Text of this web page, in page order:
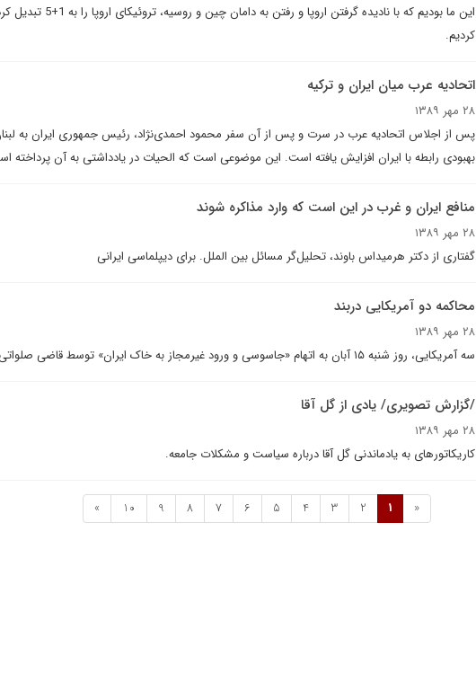
این ما بودیم که با نادیده
کردیم.
اتحاديه عرب ميان ايران و ترکيه
۲۸ مهر ۱۳۸۹
پس از اجلاس اتحاديه عرب در سرت و پس از آن سفر محمود احمدى‌نژاد، رئيس جمهورى ايران به
بهبودى رابطه با ايران افزايش يافته است. اين موضوعى است که الحيات در يادداشتى به آن پرداخته
منافع ایران و غرب در این است که وارد مذاکره شوند
۲۸ مهر ۱۳۸۹
گفتاری از دکتر هرمیداس باوند، تحلیل‌گر مسائل بین الملل. براى ديپلماسى ايرانى
محاکمه دو آمریکایی دربند
۲۸ مهر ۱۳۸۹
سه آمریکایی، روز شنبه ۱۵ آبان به اتهام «جاسوسی و ورود غیرمجاز به خاک ایران» توسط قاضی صلواتی محاکمه خواهند شد.
/گزارش تصويرى/ يادى از گل آقا
۲۸ مهر ۱۳۸۹
کاريکاتورهاى به يادماندنى گل آقا درباره سياست و مشکلات جامعه.
«
1
2
3
4
5
6
7
8
9
10
»